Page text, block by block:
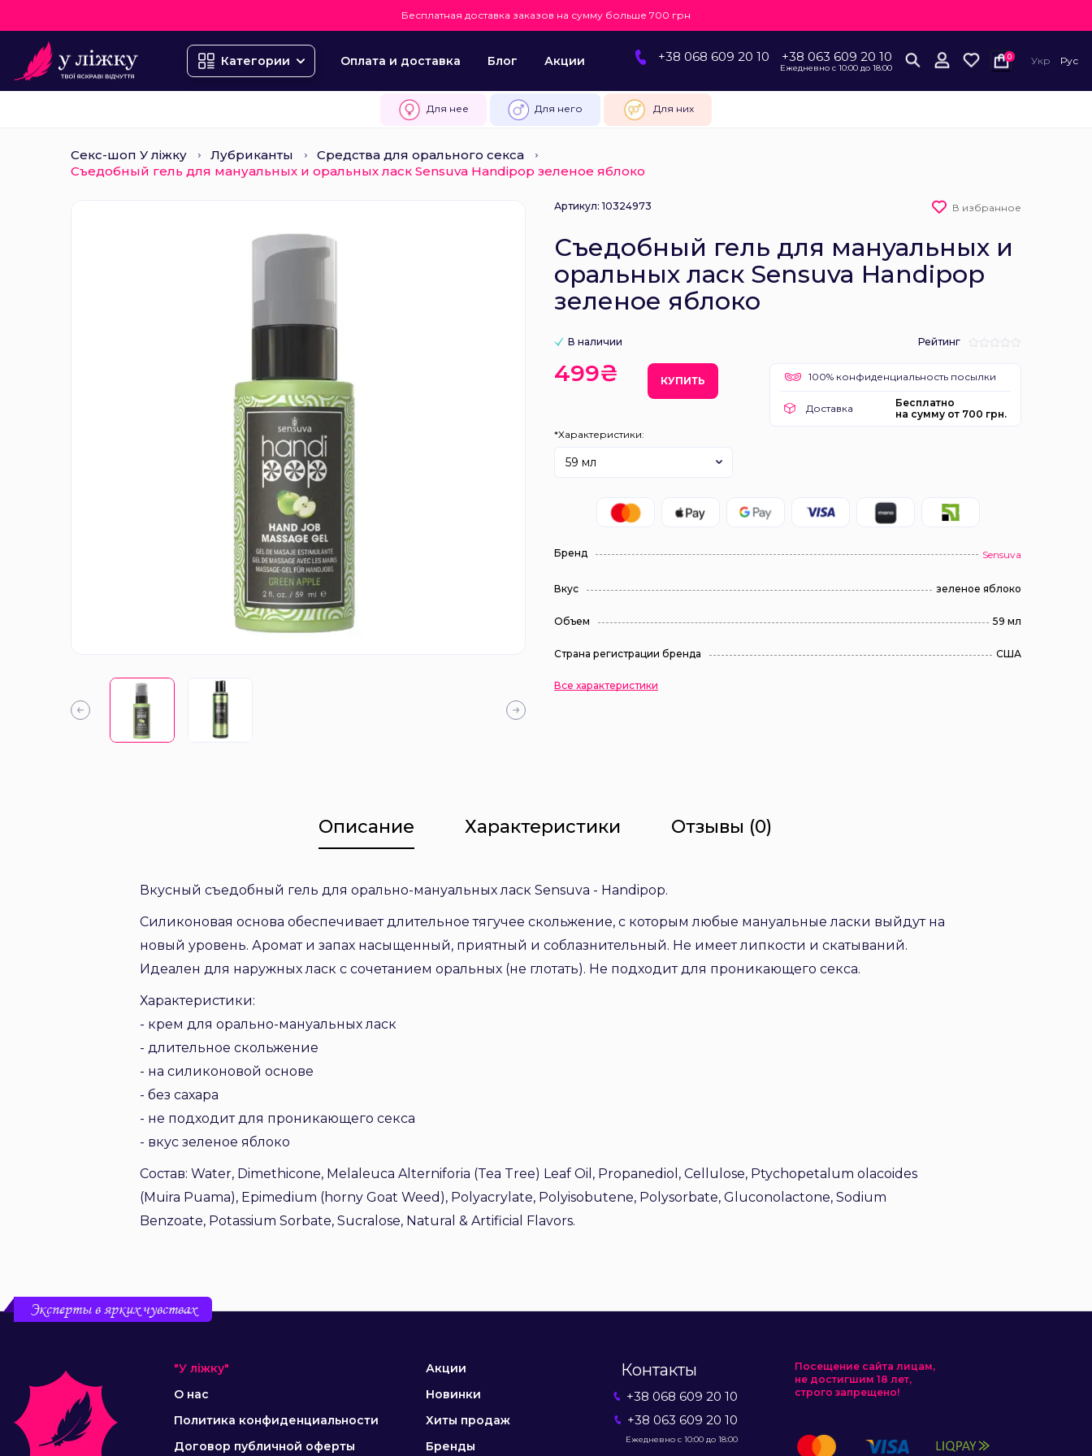
Бесплатная доставка заказов на сумму больше 700 грн
Категории Оплата и доставка Блог Акции +38 068 609 20 10 +38 063 609 20 10
Ежедневно с 10:00 до 18:00
0 Укр Рус
Для нее Для него Для них
Секс-шоп У ліжку Лубриканты
Средства для орального секса
Съедобный гель для мануальных и оральных ласк Sensuva Handipop зеленое яблоко
Артикул: 10324973 В избранное
Съедобный гель для мануальных и
оральных ласк Sensuva Handipop
зеленое яблоко
В наличии Рейтинг
499₴ КУПИТЬ 100% конфиденциальность посылки
Доставка
Бесплатно
на сумму от 700 грн.
*Характеристики:
59 мл
Бренд Sensuva
Вкус зеленое яблоко
Объем 59 мл
Страна регистрации бренда США
Все характеристики
Описание Характеристики Отзывы (0)
Вкусный съедобный гель для орально-мануальных ласк Sensuva - Handipop.
Силиконовая основа обеспечивает длительное тягучее скольжение, с которым любые мануальные ласки выйдут на
новый уровень. Аромат и запах насыщенный, приятный и соблазнительный. Не имеет липкости и скатываний.
Идеален для наружных ласк с сочетанием оральных (не глотать). Не подходит для проникающего секса.
Характеристики:
- крем для орально-мануальных ласк
- длительное скольжение
- на силиконовой основе
- без сахара
- не подходит для проникающего секса
- вкус зеленое яблоко
Состав: Water, Dimethicone, Melaleuca Alterniforia (Tea Tree) Leaf Oil, Propanediol, Cellulose, Ptychopetalum olacoides
(Muira Puama), Epimedium (horny Goat Weed), Polyacrylate, Polyisobutene, Polysorbate, Gluconolactone, Sodium
Benzoate, Potassium Sorbate, Sucralose, Natural & Artificial Flavors.
Эксперты в ярких чувствах
"У ліжку"
О нас
Политика конфиденциальности
Договор публичной оферты
Акции
Новинки
Хиты продаж
Бренды
Контакты
+38 068 609 20 10
+38 063 609 20 10
Ежедневно с 10:00 до 18:00
Посещение сайта лицам,
не достигшим 18 лет,
строго запрещено!